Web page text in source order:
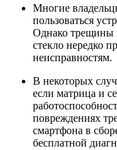
Многие
пользоваться
Однако трещины
стекло нередко
неисправностям.
В некоторых
если матрица и
повреждениях
смартфона в
бесплатной